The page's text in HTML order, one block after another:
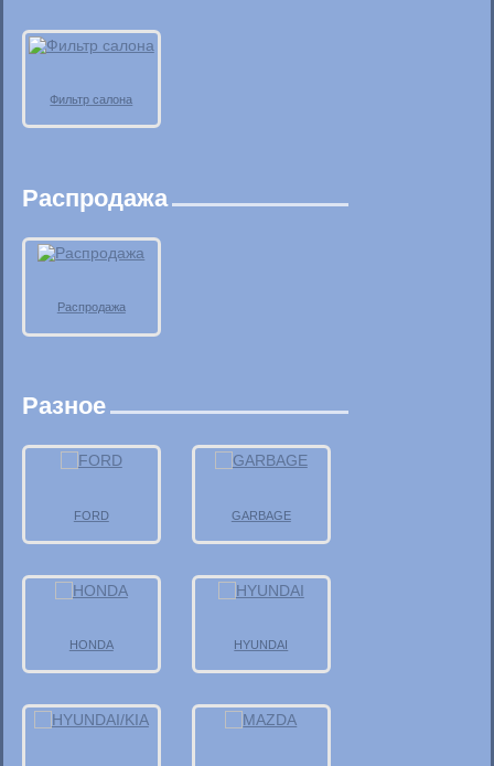
Фильтр салона
Распродажа
Распродажа
Разное
FORD GARBAGE
HONDA HYUNDAI